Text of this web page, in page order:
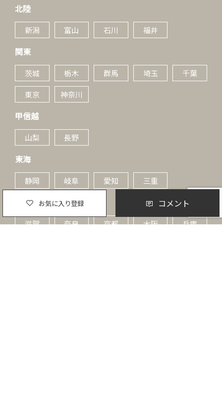
お気に入り登録 コメント
北陸
新潟 富山 石川 福井
関東
茨城 栃木 群馬 埼玉 千葉
東京 神奈川
甲信越
山梨 長野
東海
静岡 岐阜 愛知 三重
近畿
滋賀 奈良 京都 大阪 兵庫